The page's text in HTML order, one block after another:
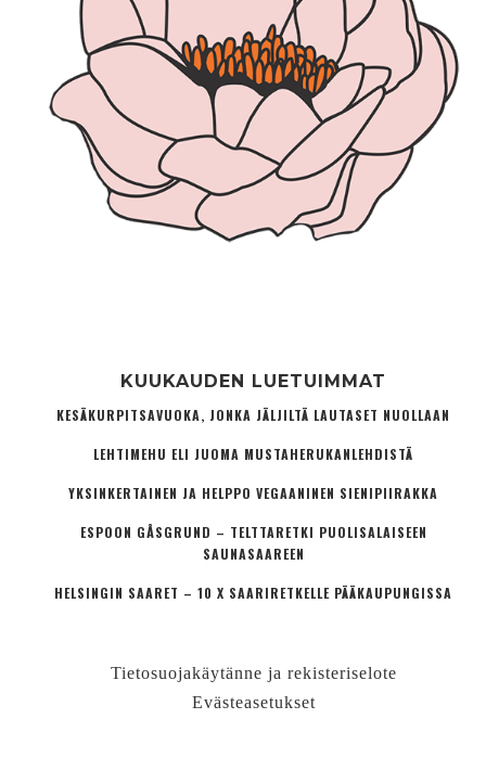
KUUKAUDEN LUETUIMMAT
KESÄKURPITSAVUOKA, JONKA JÄLJILTÄ LAUTASET NUOLLAAN
LEHTIMEHU ELI JUOMA MUSTAHERUKANLEHDISTÄ
YKSINKERTAINEN JA HELPPO VEGAANINEN SIENIPIIRAKKA
ESPOON GÅSGRUND – TELTTARETKI PUOLISALAISEEN
SAUNASAAREEN
HELSINGIN SAARET – 10 X SAARIRETKELLE PÄÄKAUPUNGISSA
Tietosuojakäytänne ja rekisteriselote
Evästeasetukset